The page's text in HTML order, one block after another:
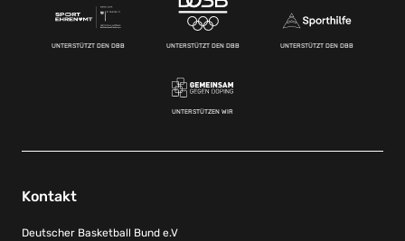
UNTERSTÜTZT DEN DBB UNTERSTÜTZT DEN DBB UNTERSTÜTZT DEN DBB
UNTERSTÜTZEN WIR
Kontakt
Deutscher Basketball Bund e.V